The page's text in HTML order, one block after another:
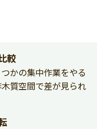
較
かの集中作業をやる
質空間で差が見られ